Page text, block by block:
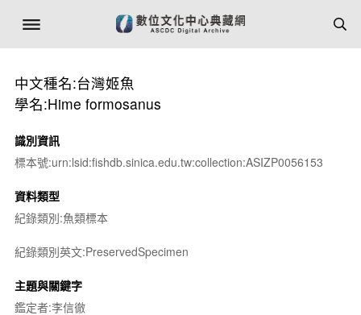
中文種名:台灣姬魚
學名:Hime formosanus
識別資訊
標本號:urn:lsid:fishdb.sinica.edu.tw:collection:ASIZP0056153
資料類型
紀錄類別:魚類標本
紀錄類別英文:PreservedSpecimen
主題與關鍵字
鑑定者:李信徹